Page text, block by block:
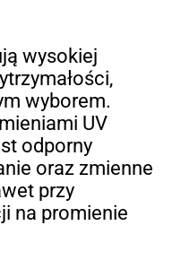
wysokiej
wyborem.
UV
odporny
oraz zmienne
przy
na promienie